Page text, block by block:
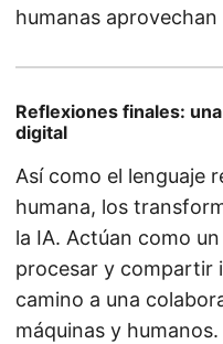
humanas
Reflexiones finales:
digital
Así como el lenguaje
humana, los
la IA. Actúan como
procesar y compartir
camino a una
máquinas y humanos.